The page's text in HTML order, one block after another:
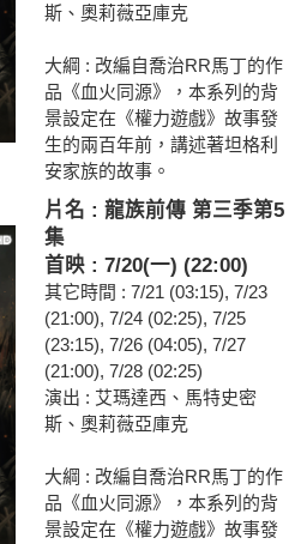
斯、奧莉薇亞庫克
大綱 : 改編自喬治RR馬丁的作
品《血火同源》，本系列的背
景設定在《權力遊戲》故事發
生的兩百年前，講述著坦格利
安家族的故事。
片名 : 龍族前傳 第三季第5
集
首映 : 7/20(一) (22:00)
其它時間 : 7/21 (03:15), 7/23
(21:00), 7/24 (02:25), 7/25
(23:15), 7/26 (04:05), 7/27
(21:00), 7/28 (02:25)
演出 : 艾瑪達西、馬特史密
斯、奧莉薇亞庫克
大綱 : 改編自喬治RR馬丁的作
品《血火同源》，本系列的背
景設定在《權力遊戲》故事發